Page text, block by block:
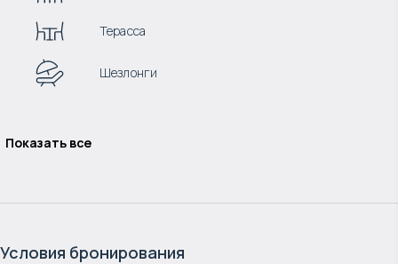
Терасса
Шезлонги
Показать все
Условия бронирования